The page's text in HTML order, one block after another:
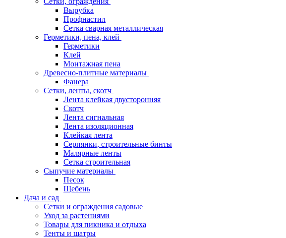
Вырубка
Профнастил
Сетка сварная металлическая
Герметики, пена, клей
Герметики
Клей
Монтажная пена
Древесно-плитные материалы
Фанера
Сетки, ленты, скотч
Лента клейкая двусторонняя
Скотч
Лента сигнальная
Лента изоляционная
Клейкая лента
Серпянки, строительные бинты
Малярные ленты
Сетка строительная
Сыпучие материалы
Песок
Щебень
Дача и сад
Сетки и ограждения садовые
Уход за растениями
Товары для пикника и отдыха
Тенты и шатры